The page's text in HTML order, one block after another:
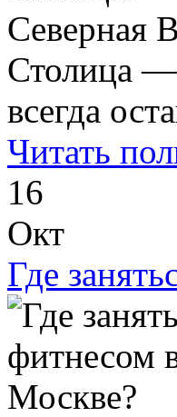
Северная
Столица —
всегда
Читать
16
Окт
Где